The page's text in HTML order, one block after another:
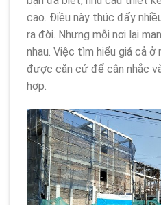
cao. Điều này thúc đẩy
ra đời. Nhưng mỗi nơi lại
nhau. Việc tìm hiểu giá cả ở
được căn cứ để cân nhắc
hợp.